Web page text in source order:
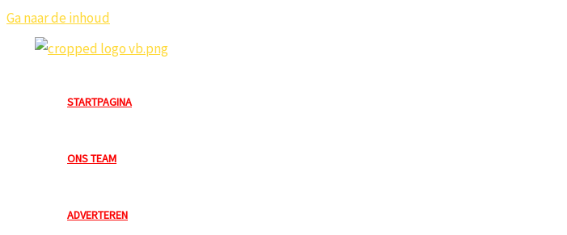
Ga naar de inhoud
STARTPAGINA
ONS TEAM
ADVERTEREN